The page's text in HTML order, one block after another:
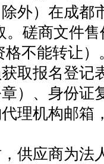
外）在成都
。磋商文件
格不能转让
取报名登记
）、身份证
理机构邮箱
供应商为法